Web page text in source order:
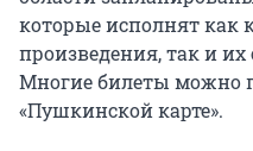
которые исполнят как
произведения, так и
Многие билеты можно
«Пушкинской карте».